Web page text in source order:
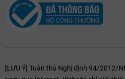
[LƯU Ý] Tuân thủ Nghị định 94/2012/